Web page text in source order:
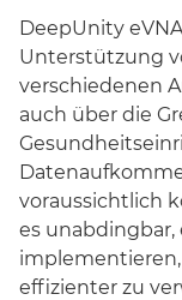
DeepUnity
Unterstützung
verschiedenen
auch über die
voraussichtlich
es
effizienter zu